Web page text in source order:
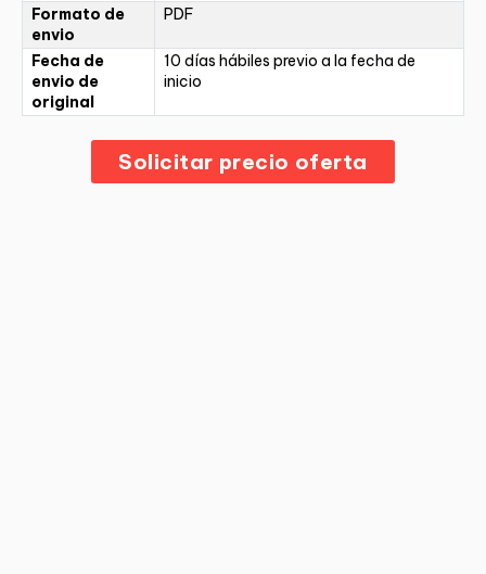
Formato de
envio
PDF
Fecha de
envio de
original
10 días hábiles previo a la fecha de
inicio
Solicitar precio oferta